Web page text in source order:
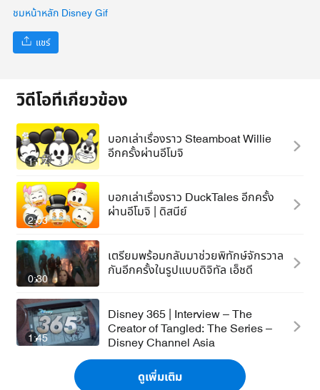
ชมหน้าหลัก Disney Gif
แชร์
วิดีโอที่เกี่ยวข้อง
1:17
บอกเล่าเรื่องราว Steamboat Willie
อีกครั้งผ่านอีโมจิ
2:03
บอกเล่าเรื่องราว DuckTales อีกครั้ง
ผ่านอีโมจิ | ดิสนีย์
0:30
เตรียมพร้อมกลับมาช่วยพิทักษ์จักรวาล
กันอีกครั้งในรูปแบบดิจิทัล เอ็ชดี
1:45
Disney 365 | Interview – The
Creator of Tangled: The Series –
Disney Channel Asia
ดูเพิ่มเติม